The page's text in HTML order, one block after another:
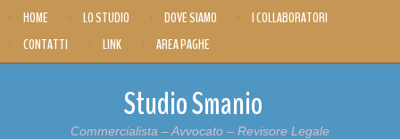
HOME LO STUDIO DOVE SIAMO
I COLLABORATORI
CONTATTI
LINK AREA PAGHE
Studio Smanio
Commercialista – Avvocato – Revisore Legale